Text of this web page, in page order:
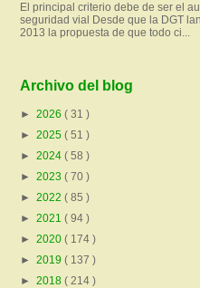
El principal criterio debe de ser el
seguridad vial Desde que la DGT
2013 la propuesta de que todo ci...
Archivo del blog
► 2026 ( 31 )
► 2025 ( 51 )
► 2024 ( 58 )
► 2023 ( 70 )
► 2022 ( 85 )
► 2021 ( 94 )
► 2020 ( 174 )
► 2019 ( 137 )
► 2018 ( 214 )